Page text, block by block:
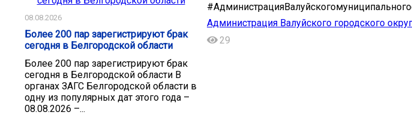
08.08.2026
Более 200 пар зарегистрируют брак
сегодня в Белгородской области
Более 200 пар зарегистрируют брак
сегодня в Белгородской области В
органах ЗАГС Белгородской области в
одну из популярных дат этого года –
08.08.2026 –...
Администрация Валуйского городского
29